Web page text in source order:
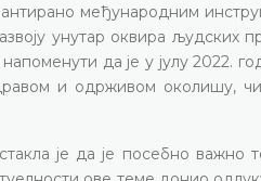
међународним
унутар оквира људских
да је у јулу 2022.
и одрживом околишу,
је да је посебно важно